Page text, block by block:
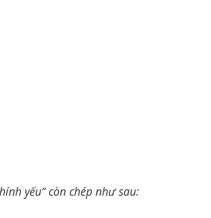
yếu” còn chép như sau: